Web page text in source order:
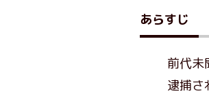
あらすじ
前代未
逮捕さ